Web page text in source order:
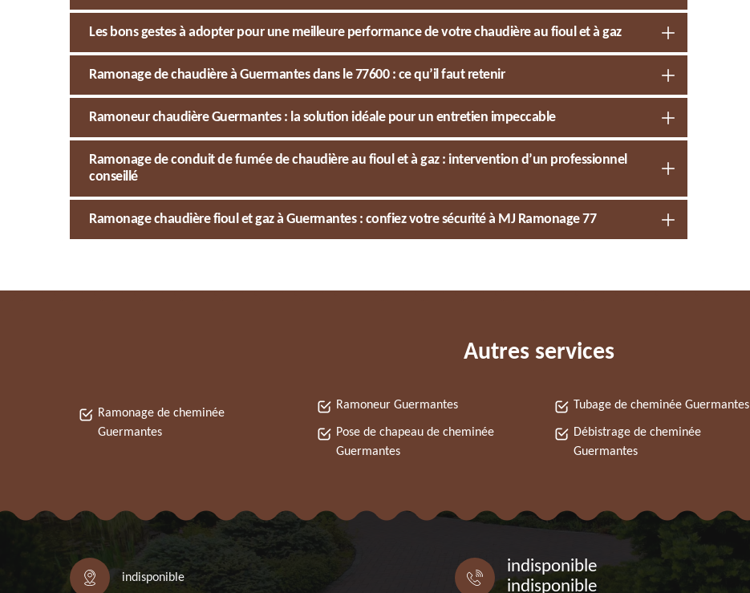
Les bons gestes à adopter pour une meilleure performance de votre chaudière au fioul et à gaz
Ramonage de chaudière à Guermantes dans le 77600 : ce qu’il faut retenir
Ramoneur chaudière Guermantes : la solution idéale pour un entretien impeccable
Ramonage de conduit de fumée de chaudière au fioul et à gaz : intervention d’un professionnel
conseillé
Ramonage chaudière fioul et gaz à Guermantes : confiez votre sécurité à MJ Ramonage 77
Autres services
Ramonage de cheminée
Guermantes
Ramoneur Guermantes
Pose de chapeau de cheminée
Guermantes
Tubage de cheminée Guermantes
Débistrage de cheminée
Guermantes
indisponible
indisponible
indisponible